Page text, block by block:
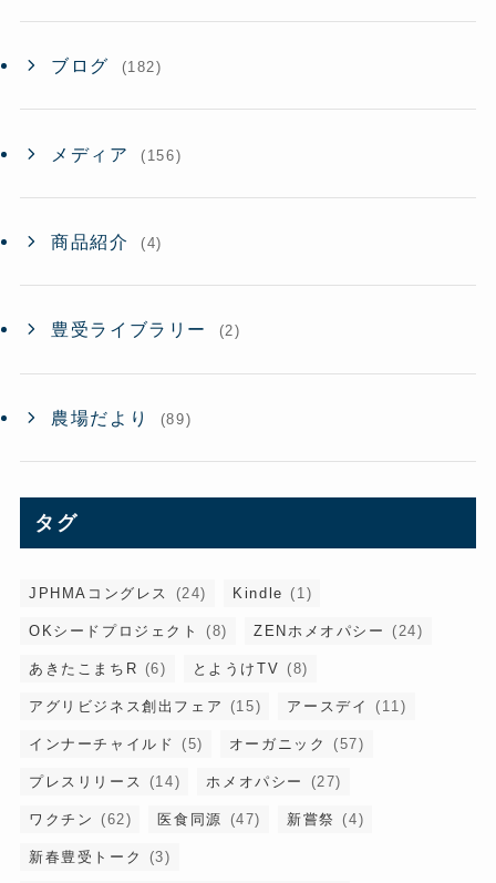
ブログ (182)
メディア (156)
商品紹介 (4)
豊受ライブラリー (2)
農場だより (89)
タグ
JPHMAコングレス (24) Kindle (1)
OKシードプロジェクト (8) ZENホメオパシー (24)
あきたこまちR (6) とようけTV (8)
アグリビジネス創出フェア (15) アースデイ (11)
インナーチャイルド (5) オーガニック (57)
プレスリリース (14) ホメオパシー (27)
ワクチン (62) 医食同源 (47) 新嘗祭 (4)
新春豊受トーク (3)